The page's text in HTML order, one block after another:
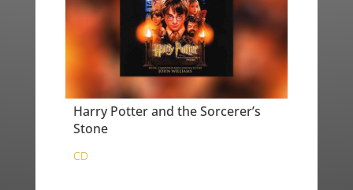
Harry Potter and the Sorcerer’s
Stone
CD